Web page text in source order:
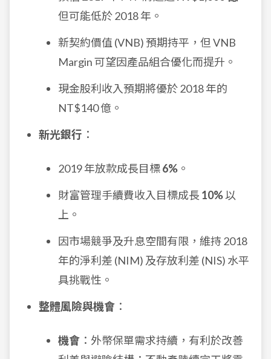
但可能低於 2018 年。
新契約價值 (VNB) 預期持平，但 VNB
Margin 可望因產品組合優化而提升。
現金股利收入預期將優於 2018 年的
NT$140 億。
新光銀行 ：
2019 年放款成長目標6% 。
財富管理手續費收入目標成長 10%以
上。
因市場競爭及升息空間有限，維持 2018
年的淨利差 (NIM) 及存放利差 (NIS) 水平
具挑戰性。
整體風險與機會 ：
機會 ：外幣保單需求持續，有利於改善